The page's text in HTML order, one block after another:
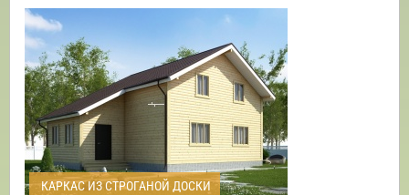
КАРКАС ИЗ СТРОГАНОЙ ДОСКИ